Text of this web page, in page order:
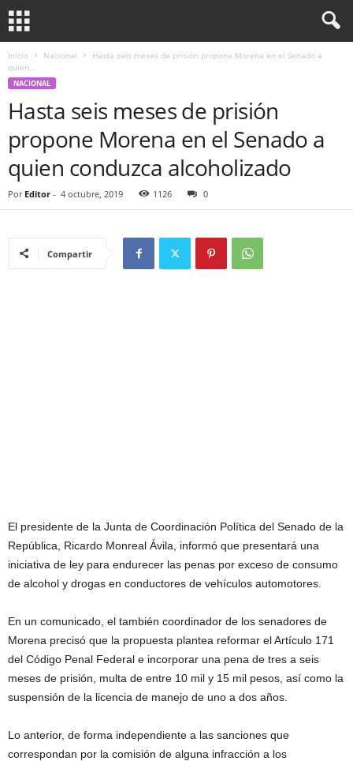
Inicio Nacional
Hasta seis meses de prisión propone Morena en el Senado a
quien...
NACIONAL
Hasta seis meses de prisión
propone Morena en el Senado a
quien conduzca alcoholizado
Por Editor - 4 octubre, 2019 1126 0
Compartir
El presidente de la Junta de Coordinación Política del Senado de la
República, Ricardo Monreal Ávila, informó que presentará una
iniciativa de ley para endurecer las penas por exceso de consumo
de alcohol y drogas en conductores de vehículos automotores.
En un comunicado, el también coordinador de los senadores de
Morena precisó que la propuesta plantea reformar el Artículo 171
del Código Penal Federal e incorporar una pena de tres a seis
meses de prisión, multa de entre 10 mil y 15 mil pesos, así como la
suspensión de la licencia de manejo de uno a dos años.
Lo anterior, de forma independiente a las sanciones que
correspondan por la comisión de alguna infracción a los